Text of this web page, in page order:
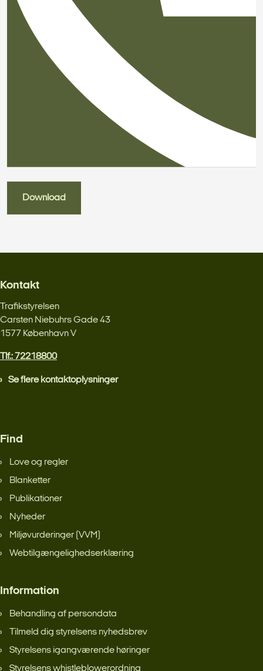
Download
Kontakt
Trafikstyrelsen
Carsten Niebuhrs Gade 43
1577 København V
Tlf.: 72218800
Se flere kontaktoplysninger
Find
Love og regler
Blanketter
Publikationer
Nyheder
Miljøvurderinger (VVM)
Webtilgængelighedserklæring
Information
Behandling af persondata
Tilmeld dig styrelsens nyhedsbrev
Styrelsens igangværende høringer
Styrelsens whistleblowerordning